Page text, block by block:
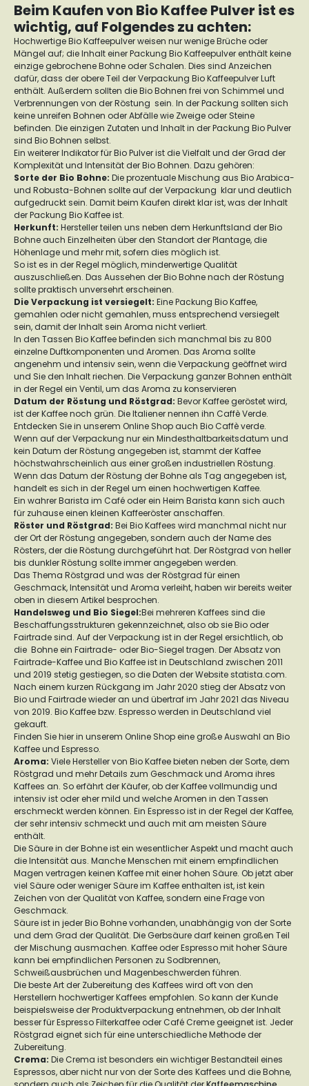
Beim Kaufen von Bio Kaffee Pulver ist es
wichtig, auf Folgendes zu achten:
Hochwertige Bio Kaffeepulver weisen nur wenige Brüche oder
Mängel auf; die Inhalt einer Packung Bio Kaffeepulver enthält keine
einzige gebrochene Bohne oder Schalen. Dies sind Anzeichen
dafür, dass der obere Teil der Verpackung Bio Kaffeepulver Luft
enthält. Außerdem sollten die Bio Bohnen frei von Schimmel und
Verbrennungen von der Röstung sein. In der Packung sollten sich
keine unreifen Bohnen oder Abfälle wie Zweige oder Steine
befinden. Die einzigen Zutaten und Inhalt in der Packung Bio Pulver
sind Bio Bohnen selbst.
Ein weiterer Indikator für Bio Pulver ist die Vielfalt und der Grad der
Komplexität und Intensität der Bio Bohnen. Dazu gehören:
Sorte der Bio Bohne: Die prozentuale Mischung aus Bio Arabica-
und Robusta-Bohnen sollte auf der Verpackung klar und deutlich
aufgedruckt sein. Damit beim Kaufen direkt klar ist, was der Inhalt
der Packung Bio Kaffee ist.
Herkunft: Hersteller teilen uns neben dem Herkunftsland der Bio
Bohne auch Einzelheiten über den Standort der Plantage, die
Höhenlage und mehr mit, sofern dies möglich ist.
So ist es in der Regel möglich, minderwertige Qualität
auszuschließen. Das Aussehen der Bio Bohne nach der Röstung
sollte praktisch unversehrt erscheinen.
Die Verpackung ist versiegelt: Eine Packung Bio Kaffee,
gemahlen oder nicht gemahlen, muss entsprechend versiegelt
sein, damit der Inhalt sein Aroma nicht verliert.
In den Tassen Bio Kaffee befinden sich manchmal bis zu 800
einzelne Duftkomponenten und Aromen. Das Aroma sollte
angenehm und intensiv sein, wenn die Verpackung geöffnet wird
und Sie den Inhalt riechen. Die Verpackung ganzer Bohnen enthält
in der Regel ein Ventil, um das Aroma zu konservieren
Datum der Röstung und Röstgrad: Bevor Kaffee geröstet wird,
ist der Kaffee noch grün. Die Italiener nennen ihn Caffè Verde.
Entdecken Sie in unserem Online Shop auch Bio Caffè verde.
Wenn auf der Verpackung nur ein Mindesthaltbarkeitsdatum und
kein Datum der Röstung angegeben ist, stammt der Kaffee
höchstwahrscheinlich aus einer großen industriellen Röstung.
Wenn das Datum der Röstung der Bohne als Tag angegeben ist,
handelt es sich in der Regel um einen hochwertigen Kaffee.
Ein wahrer Barista im Café oder ein Heim Barista kann sich auch
für zuhause einen kleinen Kaffeeröster anschaffen.
Röster und Röstgrad: Bei Bio Kaffees wird manchmal nicht nur
der Ort der Röstung angegeben, sondern auch der Name des
Rösters, der die Röstung durchgeführt hat. Der Röstgrad von heller
bis dunkler Röstung sollte immer angegeben werden.
Das Thema Röstgrad und was der Röstgrad für einen
Geschmack, Intensität und Aroma verleiht, haben wir bereits weiter
oben in diesem Artikel besprochen.
Handelsweg und Bio Siegel:Bei mehreren Kaffees sind die
Beschaffungsstrukturen gekennzeichnet, also ob sie Bio oder
Fairtrade sind. Auf der Verpackung ist in der Regel ersichtlich, ob
die Bohne ein Fairtrade- oder Bio-Siegel tragen. Der Absatz von
Fairtrade-Kaffee und Bio Kaffee ist in Deutschland zwischen 2011
und 2019 stetig gestiegen, so die Daten der Website statista.com.
Nach einem kurzen Rückgang im Jahr 2020 stieg der Absatz von
Bio und Fairtrade wieder an und übertraf im Jahr 2021 das Niveau
von 2019. Bio Kaffee bzw. Espresso werden in Deutschland viel
gekauft.
Finden Sie hier in unserem Online Shop eine große Auswahl an Bio
Kaffee und Espresso.
Aroma: Viele Hersteller von Bio Kaffee bieten neben der Sorte, dem
Röstgrad und mehr Details zum Geschmack und Aroma ihres
Kaffees an. So erfährt der Käufer, ob der Kaffee vollmundig und
intensiv ist oder eher mild und welche Aromen in den Tassen
erschmeckt werden können. Ein Espresso ist in der Regel der Kaffee,
der sehr intensiv schmeckt und auch mit am meisten Säure
enthält.
Die Säure in der Bohne ist ein wesentlicher Aspekt und macht auch
die Intensität aus. Manche Menschen mit einem empfindlichen
Magen vertragen keinen Kaffee mit einer hohen Säure. Ob jetzt aber
viel Säure oder weniger Säure im Kaffee enthalten ist, ist kein
Zeichen von der Qualität von Kaffee, sondern eine Frage von
Geschmack.
Säure ist in jeder Bio Bohne vorhanden, unabhängig von der Sorte
und dem Grad der Qualität. Die Gerbsäure darf keinen großen Teil
der Mischung ausmachen. Kaffee oder Espresso mit hoher Säure
kann bei empfindlichen Personen zu Sodbrennen,
Schweißausbrüchen und Magenbeschwerden führen.
Die beste Art der Zubereitung des Kaffees wird oft von den
Herstellern hochwertiger Kaffees empfohlen. So kann der Kunde
beispielsweise der Produktverpackung entnehmen, ob der Inhalt
besser für Espresso Filterkaffee oder Café Creme geeignet ist. Jeder
Röstgrad eignet sich für eine unterschiedliche Methode der
Zubereitung.
Crema: Die Crema ist besonders ein wichtiger Bestandteil eines
Espressos, aber nicht nur von der Sorte des Kaffees und die Bohne,